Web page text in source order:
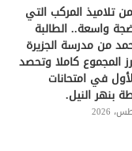
تلاميذ المركب التي
واسعة.. الطالبة
من مدرسة الجزيرة
المجموع كاملا وتحصد
في امتحانات
بنهر النيل.